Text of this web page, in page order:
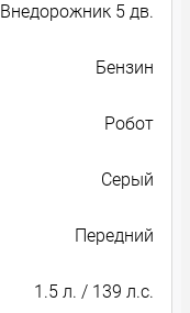
Внедорожник 5 дв.
Бензин
Робот
Серый
Передний
1.5 л. / 139 л.с.